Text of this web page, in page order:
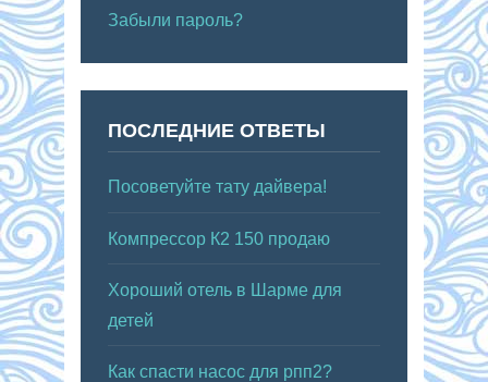
Забыли пароль?
ПОСЛЕДНИЕ ОТВЕТЫ
Посоветуйте тату дайвера!
Компрессор К2 150 продаю
Хороший отель в Шарме для
детей
Как спасти насос для рпп2?